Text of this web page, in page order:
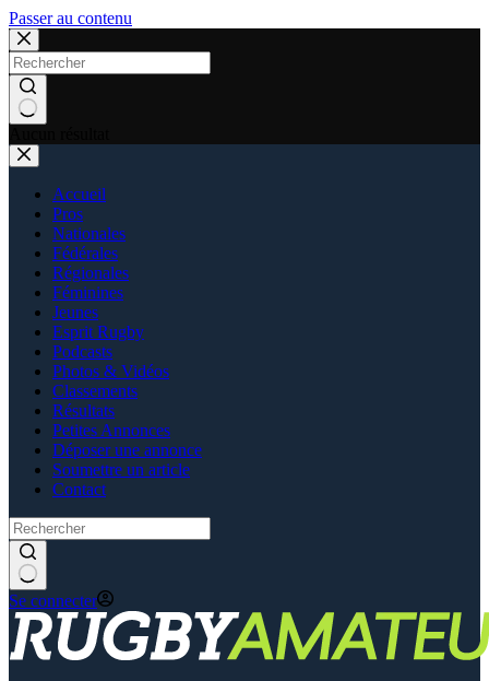
Passer au contenu
Accueil
Pros
Nationales
Fédérales
Régionales
Féminines
Jeunes
Esprit Rugby
Podcasts
Photos & Vidéos
Classements
Résultats
Petites Annonces
Déposer une annonce
Soumettre un article
Contact
Se connecter